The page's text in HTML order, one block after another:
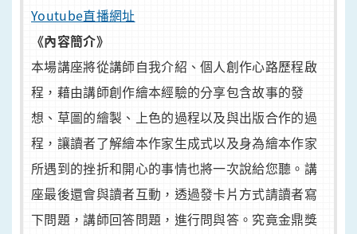
Youtube直播網址
《內容簡介》
本場講座將從講師自我介紹、個人創作心路歷程啟
程，藉由講師創作繪本經驗的分享包含故事的發
想、草圖的繪製、上色的過程以及與出版合作的過
程，讓讀者了解繪本作家生成式以及身為繪本作家
所遇到的挫折和開心的事情也將一次說給您聽。講
座最後還會與讀者互動，透過發卡片方式請讀者寫
下問題，講師回答問題，進行問與答。究竟金鼎獎